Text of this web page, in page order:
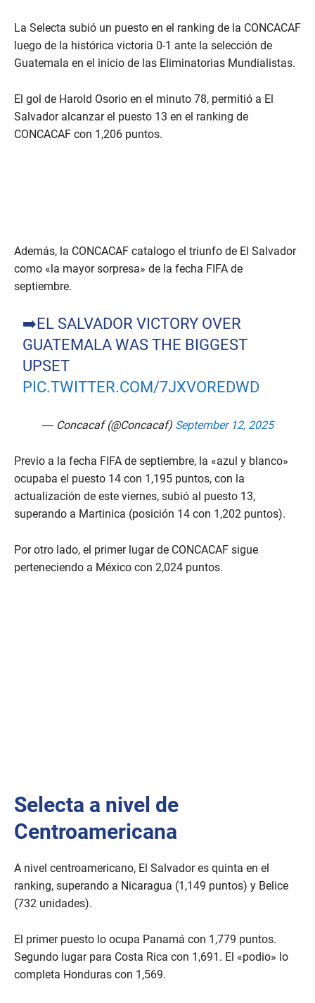
La Selecta subió un puesto en el ranking de la CONCACAF
luego de la histórica victoria 0-1 ante la selección de
Guatemala en el inicio de las Eliminatorias Mundialistas.
El gol de Harold Osorio en el minuto 78, permitió a El
Salvador alcanzar el puesto 13 en el ranking de
CONCACAF con 1,206 puntos.
Además, la CONCACAF catalogo el triunfo de El Salvador
como «la mayor sorpresa» de la fecha FIFA de
septiembre.
➡️⁠EL SALVADOR VICTORY OVER
GUATEMALA WAS THE BIGGEST
UPSET
PIC.TWITTER.COM/7JXVOREDWD
— Concacaf (@Concacaf) September 12, 2025
Previo a la fecha FIFA de septiembre, la «azul y blanco»
ocupaba el puesto 14 con 1,195 puntos, con la
actualización de este viernes, subió al puesto 13,
superando a Martinica (posición 14 con 1,202 puntos).
Por otro lado, el primer lugar de CONCACAF sigue
perteneciendo a México con 2,024 puntos.
Selecta a nivel de
Centroamericana
A nivel centroamericano, El Salvador es quinta en el
ranking, superando a Nicaragua (1,149 puntos) y Belice
(732 unidades).
El primer puesto lo ocupa Panamá con 1,779 puntos.
Segundo lugar para Costa Rica con 1,691. El «podio» lo
completa Honduras con 1,569.